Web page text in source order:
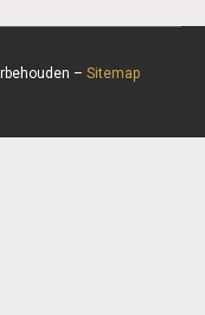
– Sitemap